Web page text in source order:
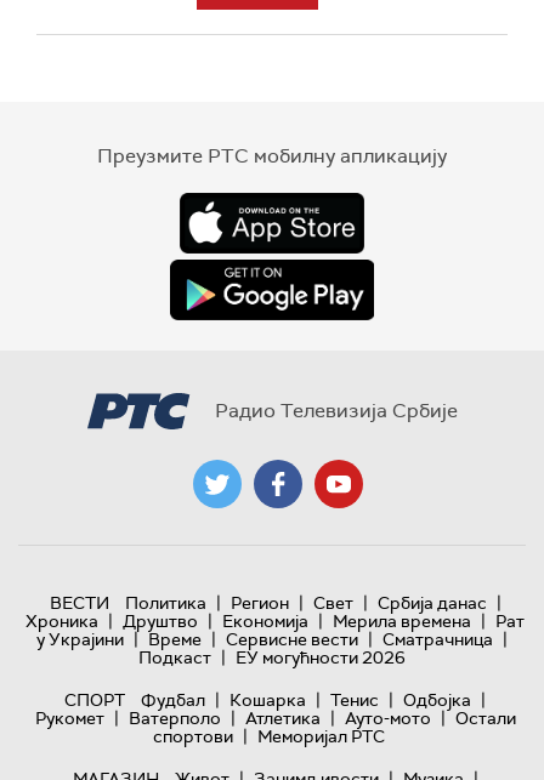
Преузмите РТС мобилну апликацију
Радио Телевизија Србије
ВЕСТИ Политика | Регион | Свет | Србија данас |
Хроника | Друштво | Економија | Мерила времена | Рат
у Украјини | Време | Сервисне вести | Сматрачница |
Подкаст | ЕУ могућности 2026
СПОРТ
Фудбал | Кошарка | Тенис | Одбојка |
Рукомет | Ватерполо | Атлетика | Ауто-мото | Остали
спортови | Меморијал РТС